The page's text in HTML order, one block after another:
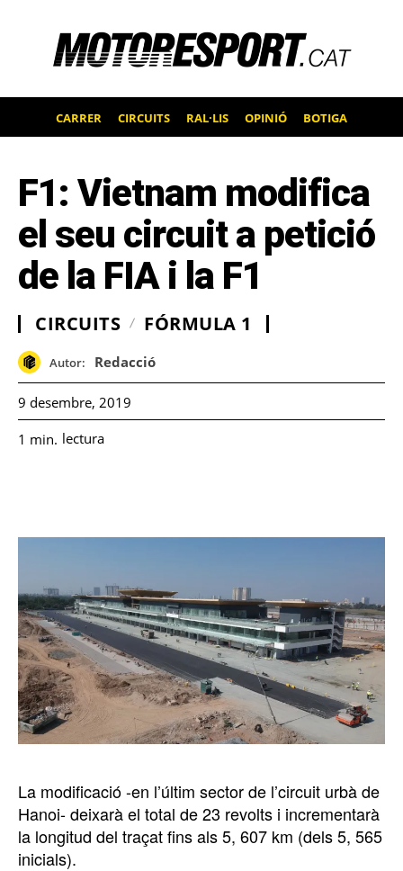
CARRER CIRCUITS RAL·LIS OPINIÓ BOTIGA
F1: Vietnam modifica
el seu circuit a petició
de la FIA i la F1
CIRCUITS FÓRMULA 1
Autor: Redacció
9 desembre, 2019
1 min. lectura
La modificació -en l’últim sector de l’circuit urbà de
Hanoi- deixarà el total de 23 revolts i incrementarà
la longitud del traçat fins als 5, 607 km (dels 5, 565
inicials).